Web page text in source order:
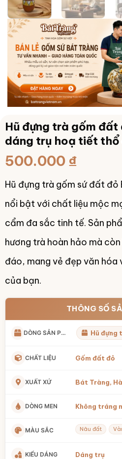
Hũ đựng trà gốm
dáng trụ hoạ tiết
500.000 ₫
Hũ đựng trà gốm sứ đất
nổi bật với chất liệu mộc
cẩm đa sắc tinh tế. Sản
hương trà hoàn hảo mà
đáo, mang vẻ đẹp văn hóa
của bạn.
THÔNG SỐ
DÒNG SẢN PHẨM Hũ đựng
CHẤT LIỆU Gốm đất đỏ
XUẤT XỨ Bát Tràng,
DÒNG MEN Không tráng
MÀU SẮC Nâu đất
KIỂU DÁNG Dáng trụ